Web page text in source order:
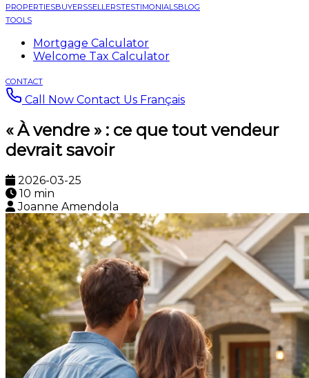
PROPERTIESBUYERSSELLERSTESTIMONIALSBLOG
TOOLS
Mortgage Calculator
Welcome Tax Calculator
CONTACT
Call Now Contact Us Français
« À vendre » : ce que tout vendeur
devrait savoir
2026-03-25
10 min
Joanne Amendola